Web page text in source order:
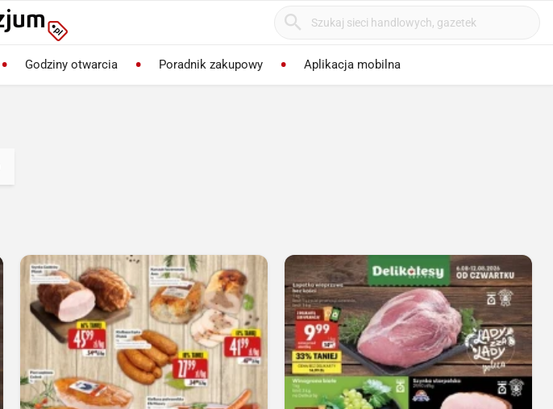
Godziny otwarcia Poradnik zakupowy Aplikacja mobilna